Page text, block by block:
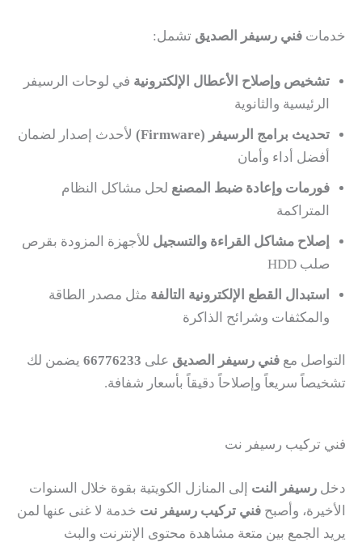
خدمات فني رسيفر الصديق تشمل:
تشخيص وإصلاح الأعطال الإلكترونية في لوحات الرسيفر
الرئيسية والثانوية
تحديث برامج الرسيفر (Firmware)
لأحدث إصدار لضمان
أفضل أداء وأمان
فورمات وإعادة ضبط المصنع لحل مشاكل النظام
المتراكمة
إصلاح مشاكل القراءة والتسجيل للأجهزة المزودة بقرص
صلب HDD
استبدال القطع الإلكترونية التالفة مثل مصدر الطاقة
والمكثفات وشرائح الذاكرة
التواصل مع فني رسيفر الصديق على 66776233 يضمن لك
تشخيصاً سريعاً وإصلاحاً دقيقاً بأسعار شفافة.
فني تركيب رسيفر نت
دخل رسيفر النت إلى المنازل الكويتية بقوة خلال السنوات
الأخيرة، وأصبح فني تركيب رسيفر نت خدمة لا غنى عنها لمن
يريد الجمع بين متعة مشاهدة محتوى الإنترنت والبث